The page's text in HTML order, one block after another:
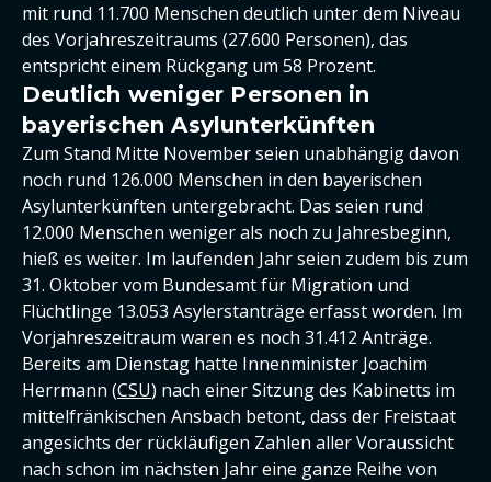
mit rund 11.700 Menschen deutlich unter dem Niveau
des Vorjahreszeitraums (27.600 Personen), das
entspricht einem Rückgang um 58 Prozent.
Deutlich weniger Personen in
bayerischen Asylunterkünften
Zum Stand Mitte November seien unabhängig davon
noch rund 126.000 Menschen in den bayerischen
Asylunterkünften untergebracht. Das seien rund
12.000 Menschen weniger als noch zu Jahresbeginn,
hieß es weiter. Im laufenden Jahr seien zudem bis zum
31. Oktober vom Bundesamt für Migration und
Flüchtlinge 13.053 Asylerstanträge erfasst worden. Im
Vorjahreszeitraum waren es noch 31.412 Anträge.
Bereits am Dienstag hatte Innenminister Joachim
Herrmann (CSU) nach einer Sitzung des Kabinetts im
mittelfränkischen Ansbach betont, dass der Freistaat
angesichts der rückläufigen Zahlen aller Voraussicht
nach schon im nächsten Jahr eine ganze Reihe von